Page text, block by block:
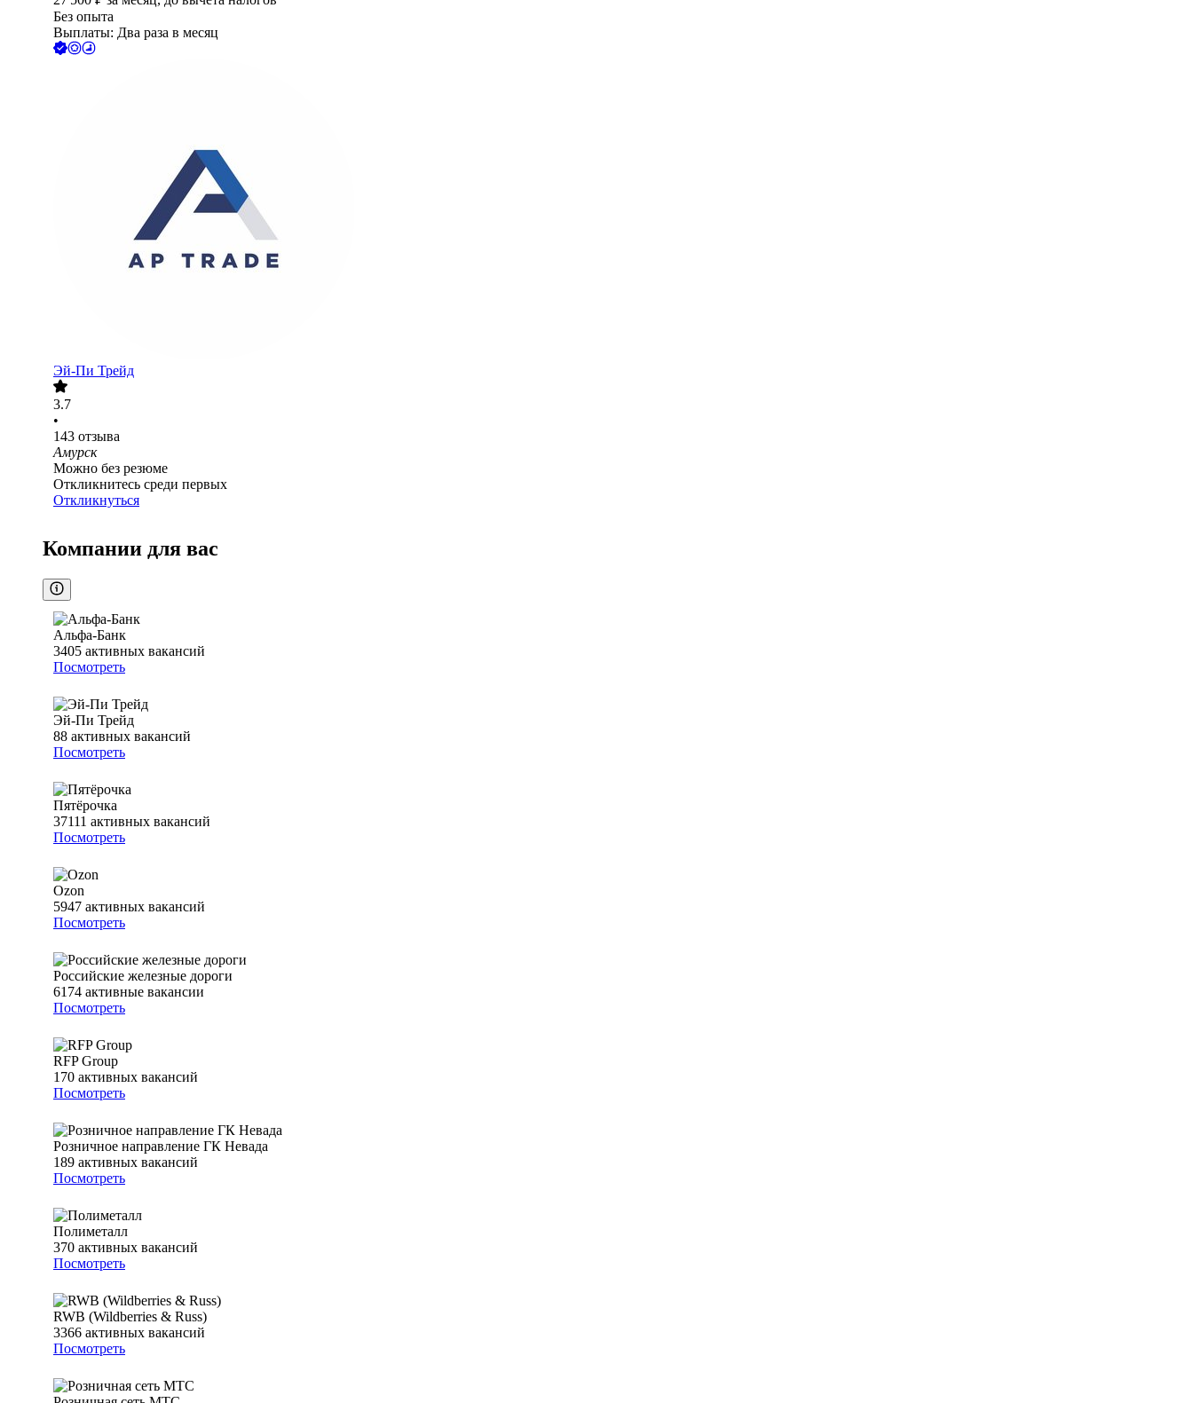
Без опыта
Выплаты: Два раза в месяц
Эй-Пи Трейд
3.7
•
143 отзыва
Амурск
Можно без резюме
Откликнитесь среди первых
Откликнуться
Компании для вас
Альфа-Банк
3405 активных вакансий
Посмотреть
Эй-Пи Трейд
88 активных вакансий
Посмотреть
Пятёрочка
37111 активных вакансий
Посмотреть
Ozon
5947 активных вакансий
Посмотреть
Российские железные дороги
6174 активные вакансии
Посмотреть
RFP Group
170 активных вакансий
Посмотреть
Розничное направление ГК Невада
189 активных вакансий
Посмотреть
Полиметалл
370 активных вакансий
Посмотреть
RWB (Wildberries & Russ)
3366 активных вакансий
Посмотреть